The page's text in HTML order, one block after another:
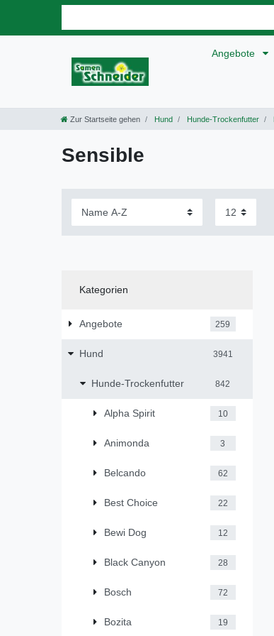
Angebote
Zur Startseite gehen Hund Hunde-Trockenfutter
Sensible
Kategorien
Angebote 259
Hund 3941
Hunde-Trockenfutter 842
Alpha Spirit 10
Animonda 3
Belcando 62
Best Choice 22
Bewi Dog 12
Black Canyon 28
Bosch 72
Bozita 19